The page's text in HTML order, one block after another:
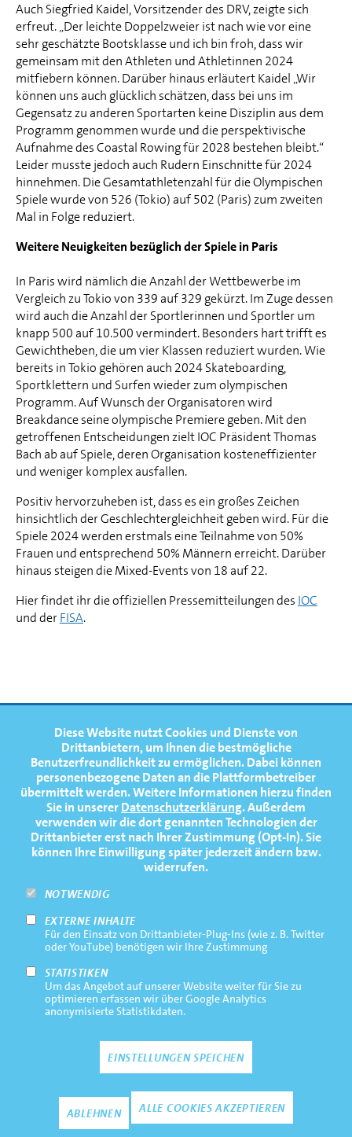
Diese Website nutzt Cookies und Dienste von
Drittanbietern, um Ihnen die bestmögliche
Benutzerfreundlichkeit zu ermöglichen.Dabei können
personenbezogene Daten an die Plattformbetreiber
übermittelt werden. Weitere Informationen hierzu finden
Sie in unsererDatenschutzerklärung. Außerdem
verwenden wir die dort genannten Technologien der
Drittanbieter erst nach Ihrer Zustimmung (Opt-In). Sie
können Ihre Einwilligung später jederzeit ändern bzw.
widerrufen.
NOTWENDIG
EXTERNE INHALTE
Für den Einsatz von Drittanbieter-Plug-Ins (wie z. B. Twitter
oder YouTube) benötigen wir Ihre Zustimmung
STATISTIKEN
Um das Angebot auf unserer Website weiter für Sie zu
optimieren erfassen wir über Google Analytics
anonymisierte Statistikdaten.
EINSTELLUNGEN SPEICHEN
ABLEHNEN ALLE COOKIES AKZEPTIEREN
Auch Siegfried Kaidel, Vorsitzender des DRV, zeigte sich
erfreut. „Der leichte Doppelzweier ist nach wie vor eine
sehr geschätzte Bootsklasse und ich bin froh, dass wir
gemeinsam mit den Athleten und Athletinnen 2024
mitfiebern können. Darüber hinaus erläutert Kaidel „Wir
können uns auch glücklich schätzen, dass bei uns im
Gegensatz zu anderen Sportarten keine Disziplin aus dem
Programm genommen wurde und die perspektivische
Aufnahme des Coastal Rowing für 2028 bestehen bleibt.“
Leider musste jedoch auch Rudern Einschnitte für 2024
hinnehmen. Die Gesamtathletenzahl für die Olympischen
Spiele wurde von 526 (Tokio) auf 502 (Paris) zum zweiten
Mal in Folge reduziert.
Weitere Neuigkeiten bezüglich der Spiele in Paris
In Paris wird nämlich die Anzahl der Wettbewerbe im
Vergleich zu Tokio von 339 auf 329 gekürzt. Im Zuge dessen
wird auch die Anzahl der Sportlerinnen und Sportler um
knapp 500 auf 10.500 vermindert. Besonders hart trifft es
Gewichtheben, die um vier Klassen reduziert wurden. Wie
bereits in Tokio gehören auch 2024 Skateboarding,
Sportklettern und Surfen wieder zum olympischen
Programm. Auf Wunsch der Organisatoren wird
Breakdance seine olympische Premiere geben. Mit den
getroffenen Entscheidungen zielt IOC Präsident Thomas
Bach ab auf Spiele, deren Organisation kosteneffizienter
und weniger komplex ausfallen.
Positiv hervorzuheben ist, dass es ein großes Zeichen
hinsichtlich der Geschlechtergleichheit geben wird. Für die
Spiele 2024 werden erstmals eine Teilnahme von 50%
Frauen und entsprechend 50% Männern erreicht. Darüber
hinaus steigen die Mixed-Events von 18 auf 22.
Hier findet ihr die offiziellen Pressemitteilungen des IOC
und derFISA.
FOOTERNAVIGATION
NEWS
TERMINE
MEDIATHEK
PRESSE
FAQ
NEWSLETTER
Footernavigation
Bottom
Impressum
Datenschutz